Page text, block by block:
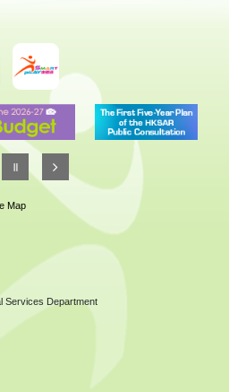
Map
Services Department